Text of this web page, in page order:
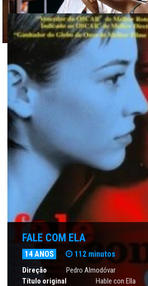
FALE COM ELA
14 ANOS 112 minutos
Direção
Pedro Almodóvar
Título original
Hable con Ella